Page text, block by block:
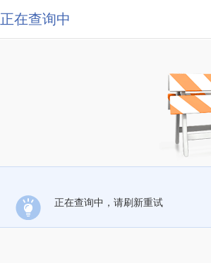
正在查询中
正在查询中，请刷新重试